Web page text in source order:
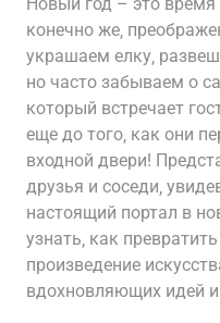
конечно же‚
украшаем елку‚
но часто забываем о
который встречает
еще до того‚ как они
входной двери!
друзья и соседи‚
настоящий портал в
узнать‚ как
произведение
вдохновляющих идей и